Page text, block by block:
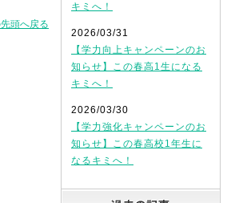
頭へ戻る
キミへ！
2026/03/31
【学力向上キャンペーンのお
知らせ】この春高1生になる
キミへ！
2026/03/30
【学力強化キャンペーンのお
知らせ】この春高校1年生に
なるキミへ！